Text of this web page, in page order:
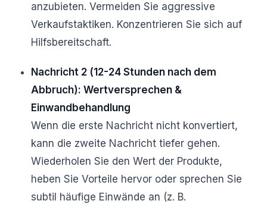
anzubieten. Vermeiden Sie aggressive
Verkaufstaktiken. Konzentrieren Sie sich auf
Hilfsbereitschaft.
Nachricht 2 (12-24 Stunden nach dem
Abbruch): Wertversprechen &
Einwandbehandlung
Wenn die erste Nachricht nicht konvertiert,
kann die zweite Nachricht tiefer gehen.
Wiederholen Sie den Wert der Produkte,
heben Sie Vorteile hervor oder sprechen Sie
subtil häufige Einwände an (z. B.